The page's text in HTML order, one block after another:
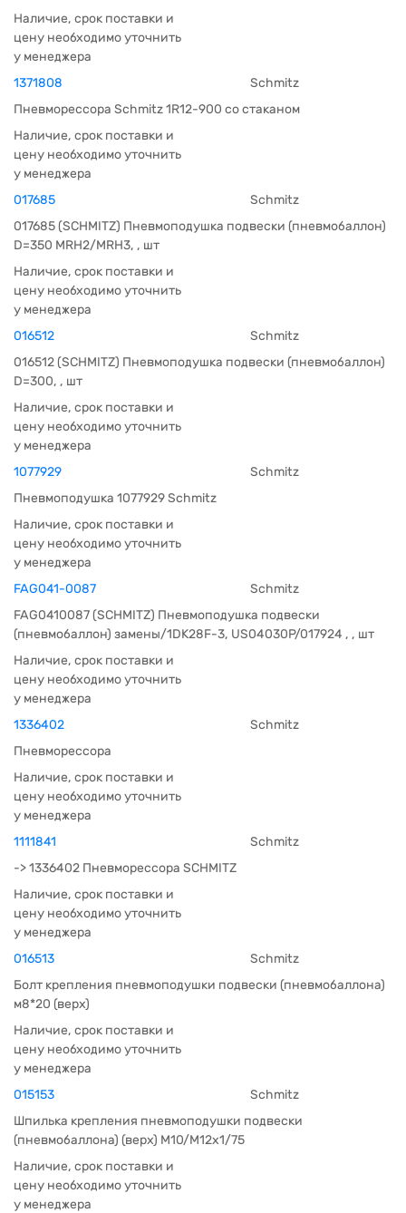
Наличие, срок поставки и
цену необходимо уточнить
у менеджера
1371808
Schmitz
Пневморессора Schmitz 1R12-900 со стаканом
Наличие, срок поставки и
цену необходимо уточнить
у менеджера
017685
Schmitz
017685 (SCHMITZ) Пневмоподушка подвески (пневмобаллон)
D=350 MRH2/MRH3, , шт
Наличие, срок поставки и
цену необходимо уточнить
у менеджера
016512
Schmitz
016512 (SCHMITZ) Пневмоподушка подвески (пневмобаллон)
D=300, , шт
Наличие, срок поставки и
цену необходимо уточнить
у менеджера
1077929
Schmitz
Пневмоподушка 1077929 Schmitz
Наличие, срок поставки и
цену необходимо уточнить
у менеджера
FAG041-0087
Schmitz
FAG0410087 (SCHMITZ) Пневмоподушка подвески
(пневмобаллон) замены/1DK28F-3, US04030P/017924 , , шт
Наличие, срок поставки и
цену необходимо уточнить
у менеджера
1336402
Schmitz
Пневморессора
Наличие, срок поставки и
цену необходимо уточнить
у менеджера
1111841
Schmitz
-> 1336402 Пневморессора SCHMITZ
Наличие, срок поставки и
цену необходимо уточнить
у менеджера
016513
Schmitz
Болт крепления пневмоподушки подвески (пневмобаллона)
м8*20 (верх)
Наличие, срок поставки и
цену необходимо уточнить
у менеджера
015153
Schmitz
Шпилька крепления пневмоподушки подвески
(пневмобаллона) (верх) M10/M12x1/75
Наличие, срок поставки и
цену необходимо уточнить
у менеджера